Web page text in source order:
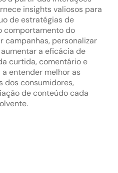
insights valiosos para
de estratégias de
comportamento do
campanhas, personalizar
a eficácia de
curtida, comentário e
entender melhor as
dos consumidores,
de conteúdo cada